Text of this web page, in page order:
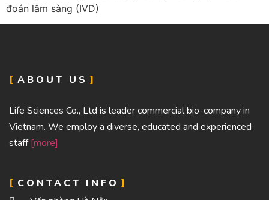
đoán lâm sàng (IVD)
ABOUT US
Life Sciences Co., Ltd is leader commercial bio-company in
Vietnam. We employ a diverse, educated and experienced
staff[more]
CONTACT INFO